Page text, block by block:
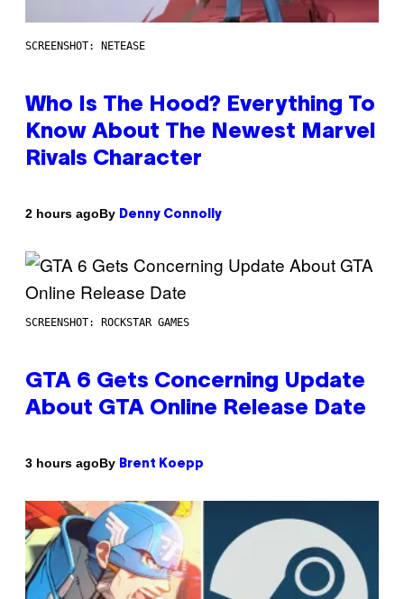
SCREENSHOT: NETEASE
Who Is The Hood? Everything To
Know About The Newest Marvel
Rivals Character
2 hours agoBy Denny Connolly
SCREENSHOT: ROCKSTAR GAMES
GTA 6 Gets Concerning Update
About GTA Online Release Date
3 hours agoBy Brent Koepp